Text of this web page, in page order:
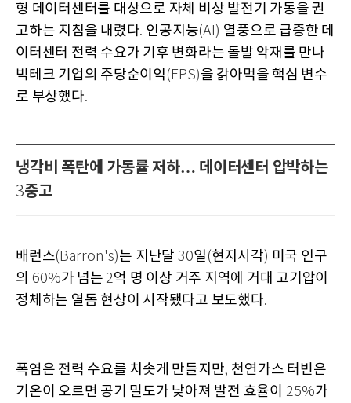
형 데이터센터를 대상으로 자체 비상 발전기 가동을 권
고하는 지침을 내렸다. 인공지능(AI) 열풍으로 급증한 데
이터센터 전력 수요가 기후 변화라는 돌발 악재를 만나
빅테크 기업의 주당순이익 (EPS)을 갉아먹을 핵심 변수
로 부상했다.
냉각비 폭탄에 가동률 저하… 데이터센터 압박하는
3중고
배런스(Barron's)는 지난달 30일 (현지시각) 미국 인구
의 60%가 넘는 2억 명 이상 거주 지역에 거대 고기압이
정체하는 열돔 현상이 시작됐다고 보도했다.
폭염은 전력 수요를 치솟게 만들지만, 천연가스 터빈은
기온이 오르면 공기 밀도가 낮아져 발전 효율이 25%가